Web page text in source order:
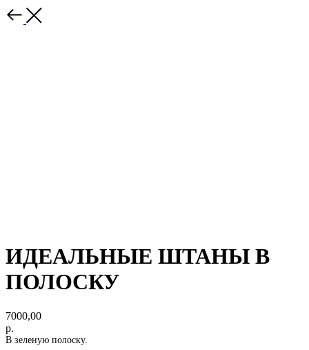
ИДЕАЛЬНЫЕ ШТАНЫ В
ПОЛОСКУ
7000,00
р.
В зеленую полоску.